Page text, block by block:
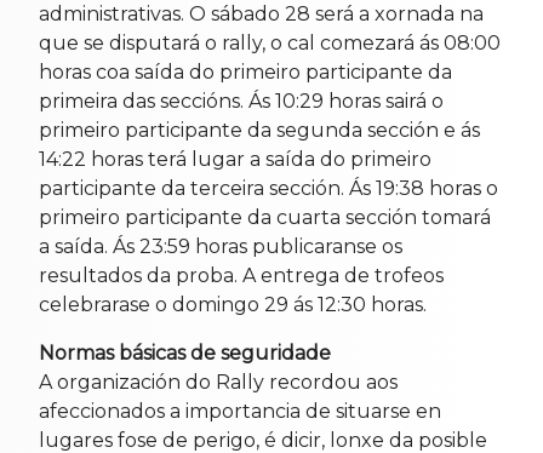
administrativas. O sábado 28 será a xornada na
que se disputará o rally, o cal comezará ás 08:00
horas coa saída do primeiro participante da
primeira das seccións. Ás 10:29 horas sairá o
primeiro participante da segunda sección e ás
14:22 horas terá lugar a saída do primeiro
participante da terceira sección. Ás 19:38 horas o
primeiro participante da cuarta sección tomará
a saída. Ás 23:59 horas publicaranse os
resultados da proba. A entrega de trofeos
celebrarase o domingo 29 ás 12:30 horas.
Normas básicas de seguridade
A organización do Rally recordou aos
afeccionados a importancia de situarse en
lugares fose de perigo, é dicir, lonxe da posible